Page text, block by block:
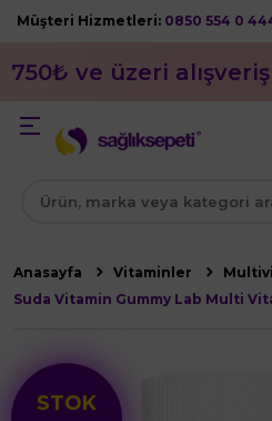
Müşteri Hizmetleri: 0850 554 0
750₺ ve üzeri
Anasayfa Vitaminler
Suda Vitamin Gummy Lab Multi
STOK